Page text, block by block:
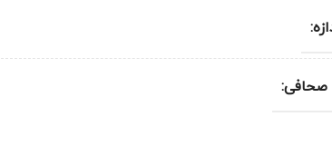
صحافی: